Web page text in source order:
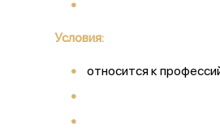
Условия:
относится к